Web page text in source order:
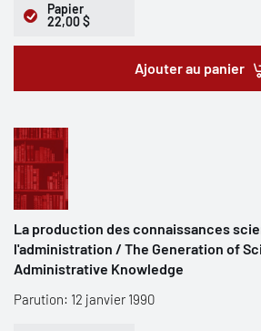
Papier
22,00 $
Ajouter au panier
La production des connaissances
l'administration / The Generation of
Administrative Knowledge
Parution: 12 janvier 1990